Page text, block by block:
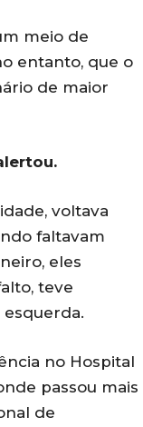
meio de
entanto, que o
de maior
voltava
faltavam
eles
teve
no Hospital
passou mais
de